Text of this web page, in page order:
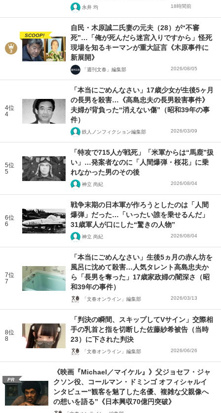
永井 均 18時間前
SCOOP!
自民・木原誠二氏妻の元夫（28）が“不審
死”…「俺が死んだら迷宮入りですから」怪死
現場を知るキーマンが重大証言《木原事件に
新展開》
「週刊文春」編集部 2026/08/05
4位
4
「本当にごめんなさい」17歳少女が生後5ヶ月
の長男を殺害…《高島忠夫の長男殺害事件》
夫婦が背負った“消えない傷”（昭和39年の事
件）
鉄人ノンフィクション編集部 2026/03/09
5位
5
「特攻で715人が戦死」「米軍からは“馬鹿”扱
い」…発案者なのに「人間爆弾・桜花」に乗
れなかった男のその後
神立 尚紀 2026/08/04
6位
6
戦争末期の日本軍が作ろうとしたのは「人間
爆弾」だった…「いったい誰を乗せるんだ」
31歳軍人が口にした“驚きの人物”
神立 尚紀 2026/08/04
7位
7
「本当にごめんなさい」生後5ヵ月の赤ん坊を
風呂に沈めて殺害…人気タレント高島忠夫か
ら「長男を奪った」17歳家政婦の闇深さ（昭
和39年の事件）
「文春オンライン」編集部 2026/03/13
8位
8
「判決の瞬間、スキップしてVサイン」交際相
手の乳首と指を切断した佐藤紗希被告（当時
23）に下された判決
「文春オンライン」編集部 2026/06/26
PR
《映画『Michael／マイケル』》父ジョセフ・ジャ
クソン役、コールマン・ドミンゴ オフィシャルイ
ンタビュー“観客を魅了した名優、複雑な父親像へ
の想いを語る”《日本興収70億円突破》